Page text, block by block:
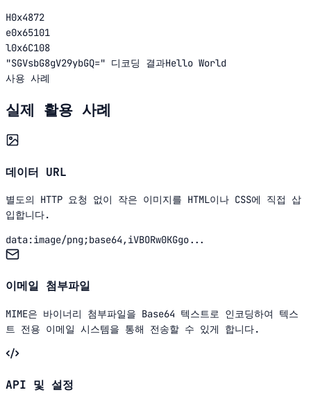
H0x4872
e0x65101
l0x6C108
"SGVsbG8gV29ybGQ=" 디코딩 결과Hello World
사용 사례
실제 활용 사례
데이터 URL
별도의 HTTP 요청 없이 작은 이미지를 HTML이나 CSS에 직접 삽
입합니다.
data:image/png;base64,iVBORw0KGgo...
이메일 첨부파일
MIME은 바이너리 첨부파일을 Base64 텍스트로 인코딩하여 텍스
트 전용 이메일 시스템을 통해 전송할 수 있게 합니다.
API 및 설정